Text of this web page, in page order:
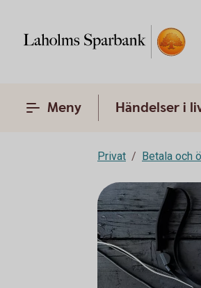
Meny Händelser i
Privat Betala och